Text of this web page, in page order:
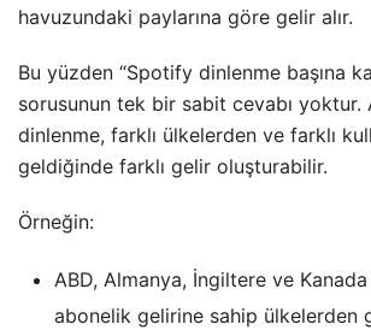
havuzundaki paylarına göre gelir alır.
Bu yüzden “Spotify dinlenme başına
sorusunun tek bir sabit cevabı yoktur.
dinlenme, farklı ülkelerden ve farklı
geldiğinde farklı gelir oluşturabilir.
Örneğin:
ABD, Almanya, İngiltere ve
abonelik gelirine sahip ülkelerden